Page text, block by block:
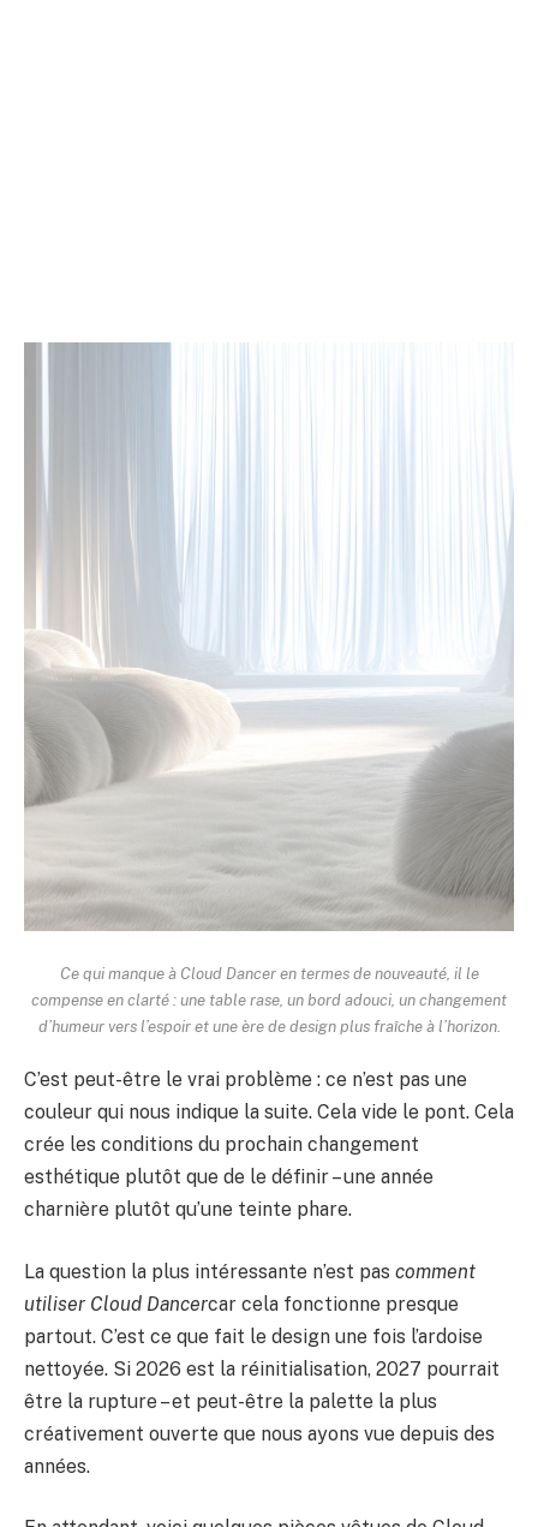
Ce qui manque à Cloud Dancer en termes de nouveauté, il le
compense en clarté : une table rase, un bord adouci, un changement
d’humeur vers l’espoir et une ère de design plus fraîche à l’horizon.
C’est peut-être le vrai problème : ce n’est pas une
couleur qui nous indique la suite. Cela vide le pont. Cela
crée les conditions du prochain changement
esthétique plutôt que de le définir – une année
charnière plutôt qu’une teinte phare.
La question la plus intéressante n’est pas comment
utiliser Cloud Dancercar cela fonctionne presque
partout. C’est ce que fait le design une fois l’ardoise
nettoyée. Si 2026 est la réinitialisation, 2027 pourrait
être la rupture – et peut-être la palette la plus
créativement ouverte que nous ayons vue depuis des
années.